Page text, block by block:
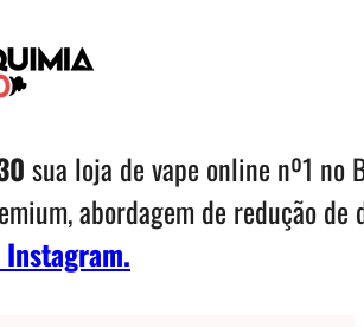
sua loja de vape online nº1 no
abordagem de redução